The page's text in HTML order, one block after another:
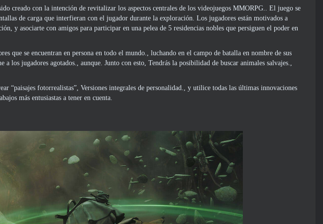
creado con la intención de revitalizar los aspectos centrales de los videojuegos MMORPG.. El juego se
de carga que interfieran con el jugador durante la exploración. Los jugadores están motivados a
y asociarte con amigos para participar en una pelea de 5 residencias nobles que persiguen el poder en
que se encuentran en persona en todo el mundo., luchando en el campo de batalla en nombre de sus
a los jugadores agotados., aunque. Junto con esto, Tendrás la posibilidad de buscar animales salvajes.,
“paisajes fotorrealistas”, Versiones integrales de personalidad., y utilice todas las últimas innovaciones
más entusiastas a tener en cuenta.